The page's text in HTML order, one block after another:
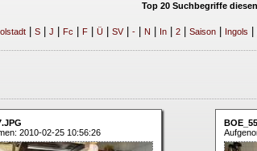
Top 20 Suchbegriffe
| S| J Fc F| Ü| SV| -| N In| 2| Saison| Ingols
2010-02-25 10:56:26